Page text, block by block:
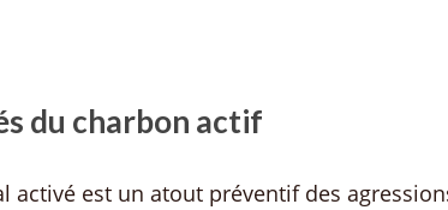
du charbon actif
activé est un atout préventif des